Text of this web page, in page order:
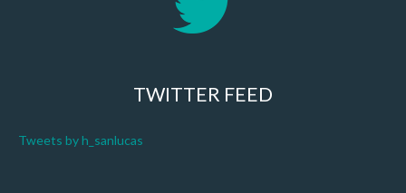
TWITTER FEED
Tweets by h_sanlucas